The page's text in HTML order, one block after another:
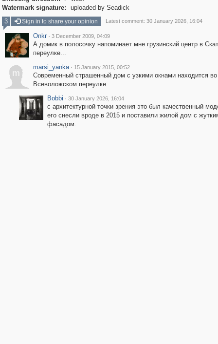
Watermark signature:
uploaded by Seadick
3
Sign in to share your opinion Latest comment: 30 January 2026, 16:04
Onkr · 3 December 2009, 04:09
А домик в полосочку напоминает мне грузинский центр в
переулке...
m
marsi_yanka · 15 January 2015, 00:52
Современный страшенный дом с узкими окнами находится во
Всеволожском переулке
Bobbi · 30 January 2026, 16:04
с архитектурной точки зрения это был качественный
его снесли вроде в 2015 и поставили жилой дом с
фасадом.